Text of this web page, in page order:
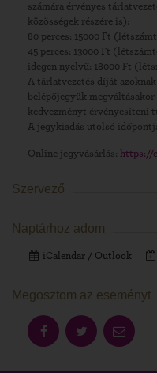
számára érvényes
közösségek részére is):
80 perces: 15000 Ft
45 perces: 13000 Ft
idegen nyelvű: 18000 Ft
A tárlatvezetés díját
belépőjegyük
kedvezményt érvényesíteni
A jegykiadás utolsó
Online jegyvásárlás: https://
Szervező
Naptárhoz adom
iCalendar / Outlook
Megosztom az eseményt